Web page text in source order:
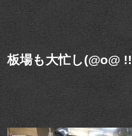
板場も大忙し(@o@ !!